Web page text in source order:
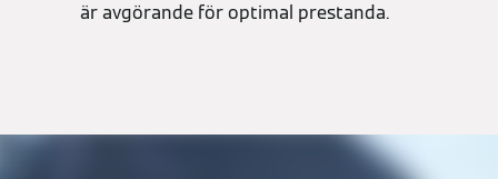
är avgörande för optimal prestanda.